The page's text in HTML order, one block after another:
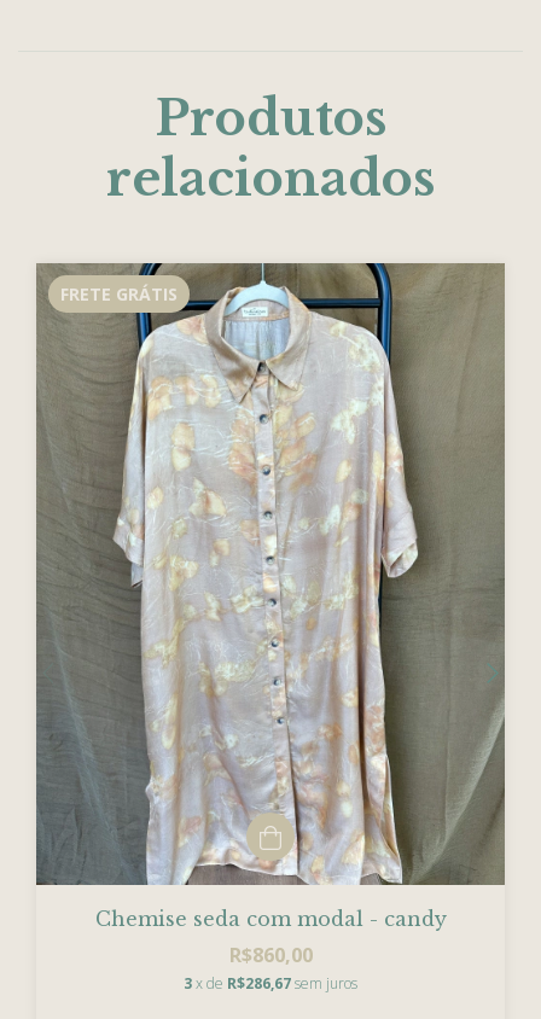
Produtos
relacionados
FRETE GRÁTIS
Chemise seda com modal - candy
R$860,00
3x de R$286,67sem juros